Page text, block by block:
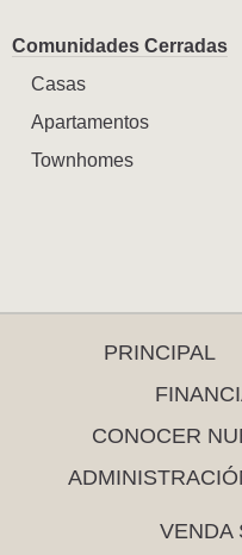
Comunidades Cerradas
Casas
Apartamentos
Townhomes
PRINCIPAL
CONOCER
VENDA